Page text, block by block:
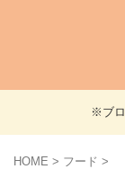
※ブ
HOME > フード >